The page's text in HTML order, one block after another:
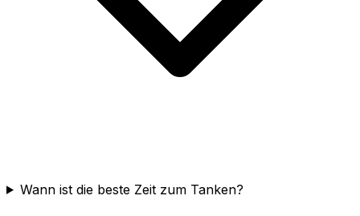
Wann ist die beste Zeit zum Tanken?